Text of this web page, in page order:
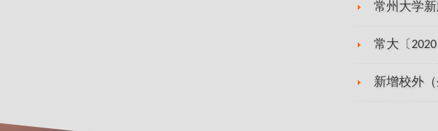
常州大学
常大〔
新增校外